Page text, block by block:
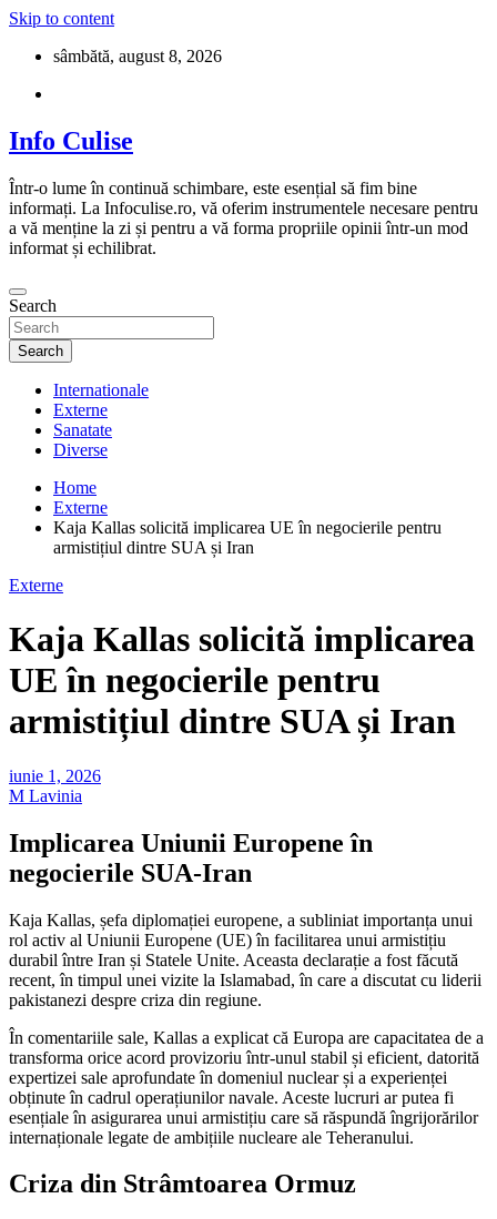
Skip to content
sâmbătă, august 8, 2026
Info Culise
Într-o lume în continuă schimbare, este esențial să fim bine
informați. La Infoculise.ro, vă oferim instrumentele necesare pentru
a vă menține la zi și pentru a vă forma propriile opinii într-un mod
informat și echilibrat.
Search
Search
Internationale
Externe
Sanatate
Diverse
Home
Externe
Kaja Kallas solicită implicarea UE în negocierile pentru
armistițiul dintre SUA și Iran
Externe
Kaja Kallas solicită implicarea
UE în negocierile pentru
armistițiul dintre SUA și Iran
iunie 1, 2026
M Lavinia
Implicarea Uniunii Europene în
negocierile SUA-Iran
Kaja Kallas, șefa diplomației europene, a subliniat importanța unui
rol activ al Uniunii Europene (UE) în facilitarea unui armistițiu
durabil între Iran și Statele Unite. Aceasta declarație a fost făcută
recent, în timpul unei vizite la Islamabad, în care a discutat cu liderii
pakistanezi despre criza din regiune.
În comentariile sale, Kallas a explicat că Europa are capacitatea de a
transforma orice acord provizoriu într-unul stabil și eficient, datorită
expertizei sale aprofundate în domeniul nuclear și a experienței
obținute în cadrul operațiunilor navale. Aceste lucruri ar putea fi
esențiale în asigurarea unui armistițiu care să răspundă îngrijorărilor
internaționale legate de ambițiile nucleare ale Teheranului.
Criza din Strâmtoarea Ormuz